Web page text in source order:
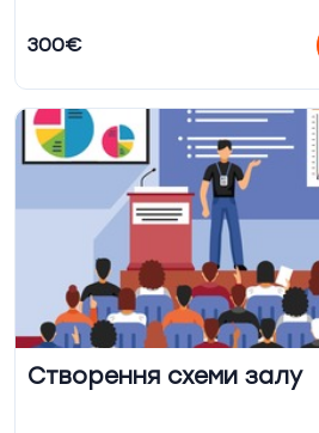
300€
Створення схеми залу